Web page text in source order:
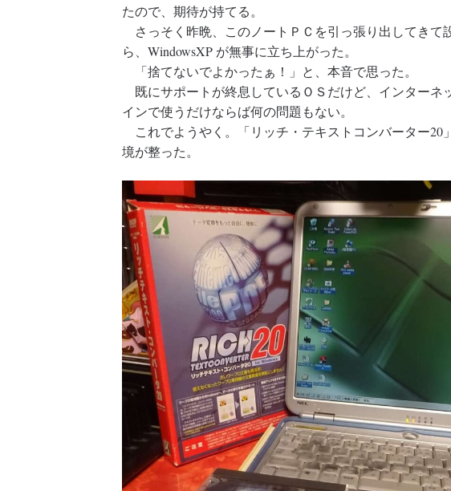
たので、期待が持てる。
さっそく昨晩、このノートＰＣを引っ張り出してきて
ら、WindowsXP が無事に立ち上がった。
「捨てないでよかったぁ！」と、本音で思った。
既にサポートが終息しているＯＳだけど、インターネ
インで使うだけならば何の問題もない。
これでようやく。「リッチ・テキストコンバーター20
境が整った。